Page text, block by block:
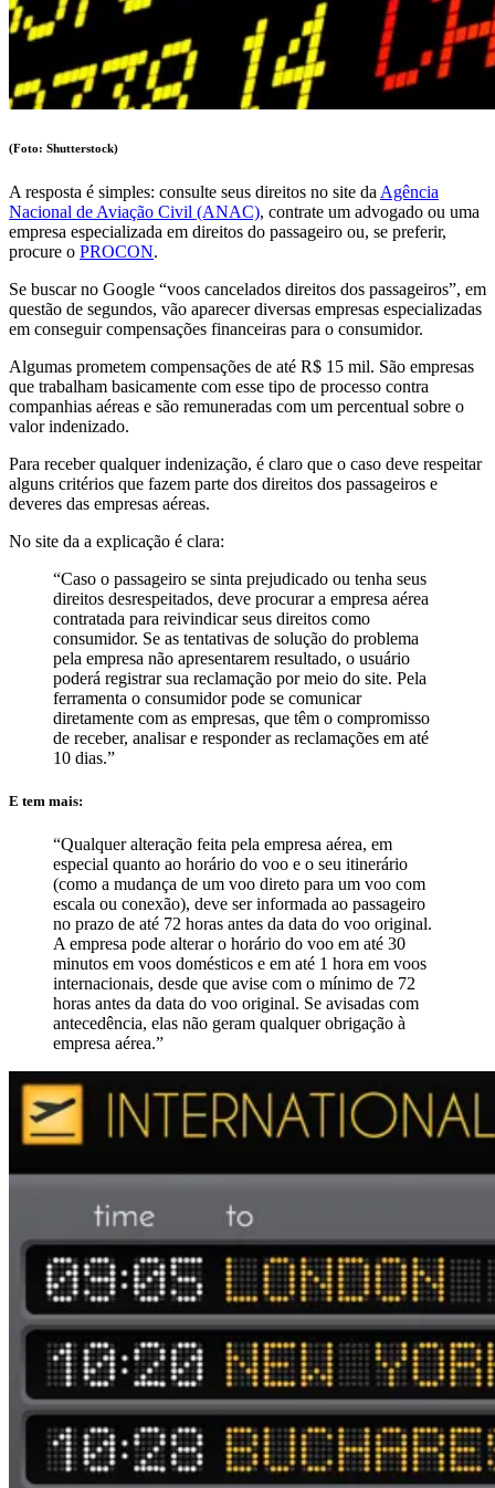
(Foto: Shutterstock)
A resposta é simples: consulte seus direitos no site da Agência
Nacional de Aviação Civil (ANAC), contrate um advogado ou uma
empresa especializada em direitos do passageiro ou, se preferir,
procure o PROCON.
Se buscar no Google “voos cancelados direitos dos passageiros”, em
questão de segundos, vão aparecer diversas empresas especializadas
em conseguir compensações financeiras para o consumidor.
Algumas prometem compensações de até R$ 15 mil. São empresas
que trabalham basicamente com esse tipo de processo contra
companhias aéreas e são remuneradas com um percentual sobre o
valor indenizado.
Para receber qualquer indenização, é claro que o caso deve respeitar
alguns critérios que fazem parte dos direitos dos passageiros e
deveres das empresas aéreas.
No site da a explicação é clara:
“Caso o passageiro se sinta prejudicado ou tenha seus
direitos desrespeitados, deve procurar a empresa aérea
contratada para reivindicar seus direitos como
consumidor. Se as tentativas de solução do problema
pela empresa não apresentarem resultado, o usuário
poderá registrar sua reclamação por meio do site. Pela
ferramenta o consumidor pode se comunicar
diretamente com as empresas, que têm o compromisso
de receber, analisar e responder as reclamações em até
10 dias.”
E tem mais:
“Qualquer alteração feita pela empresa aérea, em
especial quanto ao horário do voo e o seu itinerário
(como a mudança de um voo direto para um voo com
escala ou conexão), deve ser informada ao passageiro
no prazo de até 72 horas antes da data do voo original.
A empresa pode alterar o horário do voo em até 30
minutos em voos domésticos e em até 1 hora em voos
internacionais, desde que avise com o mínimo de 72
horas antes da data do voo original. Se avisadas com
antecedência, elas não geram qualquer obrigação à
empresa aérea.”